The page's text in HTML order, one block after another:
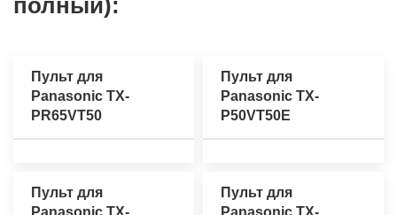
полный):
Пульт для
Panasonic TX-
PR65VT50
Пульт для
Panasonic TX-
P50VT50E
Пульт для
Пульт для